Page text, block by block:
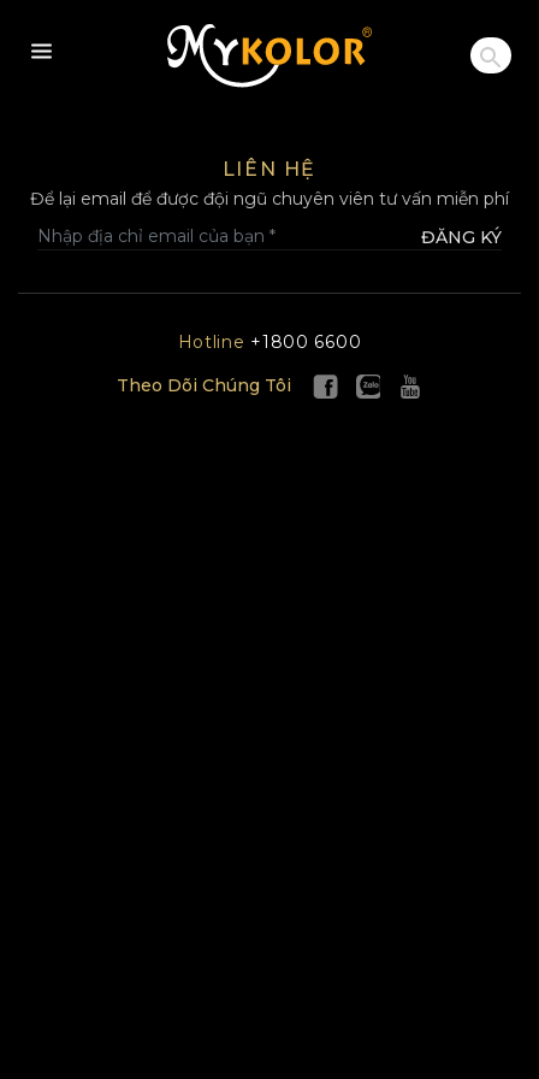
MYKOLOR
LIÊN HỆ
Để lại email để được đội ngũ chuyên viên tư vấn miễn phí
ĐĂNG KÝ
Hotline +1800 6600
Theo Dõi Chúng Tôi